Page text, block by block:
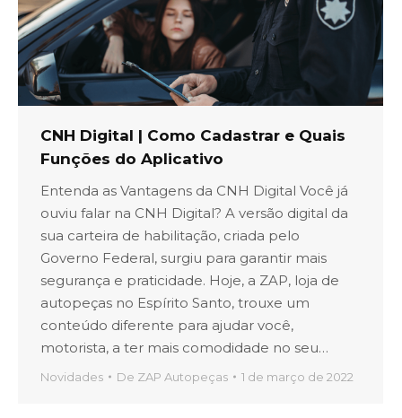
CNH Digital | Como Cadastrar e Quais
Funções do Aplicativo
Entenda as Vantagens da CNH Digital Você já
ouviu falar na CNH Digital? A versão digital da
sua carteira de habilitação, criada pelo
Governo Federal, surgiu para garantir mais
segurança e praticidade. Hoje, a ZAP, loja de
autopeças no Espírito Santo, trouxe um
conteúdo diferente para ajudar você,
motorista, a ter mais comodidade no seu…
Novidades De ZAP Autopeças 1 de março de 2022